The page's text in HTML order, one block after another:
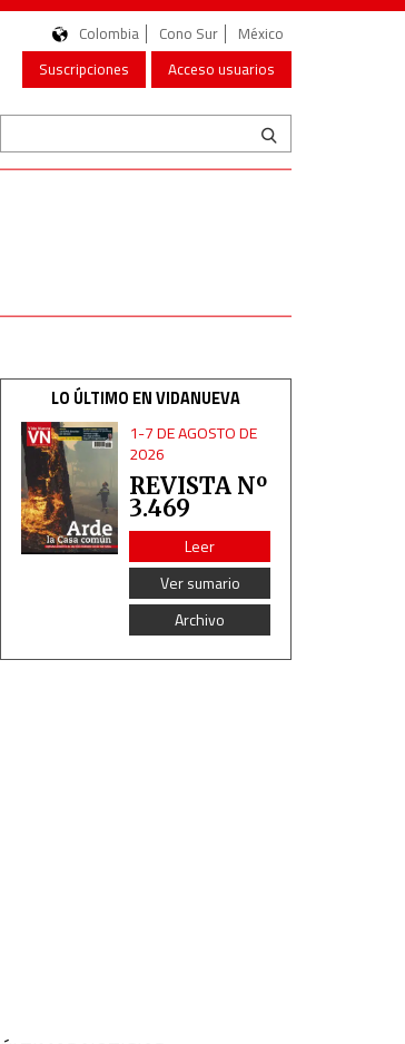
Colombia Cono Sur
México
Suscripciones
Acceso usuarios
LO ÚLTIMO EN VIDANUEVA
1-7 DE AGOSTO DE
2026
REVISTA Nº
3.469
Leer
Ver sumario
Archivo